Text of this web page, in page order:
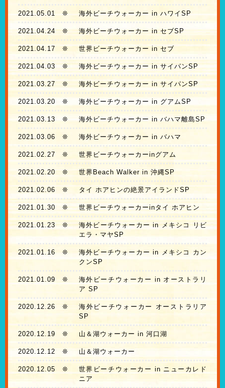
2021.05.01❊ 海外ビーチウォーカー in ハワイSP
2021.04.24 ❊ 海外ビーチウォーカー in セブSP
2021.04.17 ❊ 世界ビーチウォーカー in セブ
2021.04.03❊ 海外ビーチウォーカー in サイパンSP
2021.03.27 ❊ 海外ビーチウォーカー in サイパンSP
2021.03.20 ❊ 海外ビーチウォーカー in グアムSP
2021.03.13 ❊ 海外ビーチウォーカー in バハマ離島SP
2021.03.06 ❊ 海外ビーチウォーカー in バハマ
2021.02.27 ❊ 世界ビーチウォーカーinグアム
2021.02.20 ❊ 世界Beach Walker in 沖縄SP
2021.02.06 ❊ タイ ホアヒンの絶景アイランドSP
2021.01.30 ❊ 世界ビーチウォーカーinタイ ホアヒン
2021.01.23❊
海外ビーチウォーカー in メキシコ リビ
エラ・マヤSP
2021.01.16 ❊
海外ビーチウォーカー in メキシコ カン
クンSP
2021.01.09 ❊
海外ビーチウォーカー in オーストラリ
ア SP
2020.12.26 ❊
海外ビーチウォーカー オーストラリア
SP
2020.12.19 ❊ 山＆湖ウォーカー in 河口湖
2020.12.12 ❊ 山＆湖ウォーカー
2020.12.05 ❊
世界ビーチウォーカー in ニューカレド
ニア